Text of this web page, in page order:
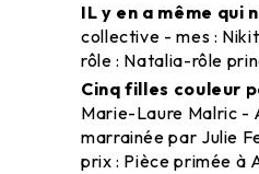
IL y en a même qui
collective - mes :
rôle : Natalia-rôle
Cinq filles couleur
Marie-Laure Malric -
marrainée par Julie
prix : Pièce primée à